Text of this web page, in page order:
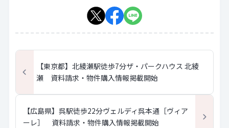
【東京都】北綾瀬駅徒歩7分ザ・パークハウス 北綾
瀬 資料請求・物件購入情報掲載開始
【広島県】呉駅徒歩22分ヴェルディ呉本通［ヴィア
ーレ］ 資料請求・物件購入情報掲載開始